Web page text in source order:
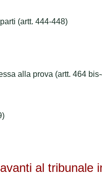
(artt. 444-448)
alla prova (artt. 464
al tribunale